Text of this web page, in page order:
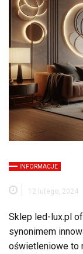
INFORMACJE
12 lutego, 2024
Sklep led-lux.pl
synonimem
oświetleniowe to